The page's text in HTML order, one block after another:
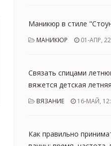
Маникюр в стиле
МАНИКЮР 01-АПР,
Связать спицами
вяжется детская
ВЯЗАНИЕ 16-МАЙ,
Как правильно